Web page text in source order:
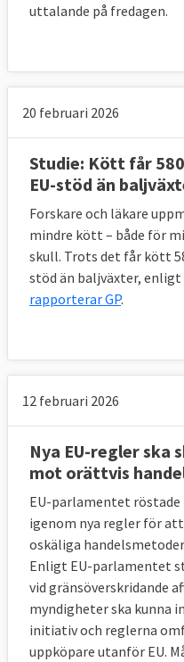
uttalande på fredagen.
20 februari 2026
Studie: Kött får
EU-stöd än
Forskare och läkare
mindre kött – både för
skull. Trots det får kött
stöd än baljväxter, enligt
rapporterar GP.
12 februari 2026
Nya EU-regler ska
mot orättvis
EU-parlamentet röstade
igenom nya regler för
oskäliga
Enligt EU-parlamentet
vid gränsöverskridande
myndigheter ska kunna
initiativ och reglerna
uppköpare utanför EU.